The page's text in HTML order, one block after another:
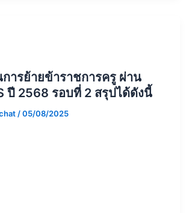
ารย้ายข้าราชการครู ผ่าน
ปี 2568 รอบที่ 2 สรุปได้ดังนี้
/05/08/2025